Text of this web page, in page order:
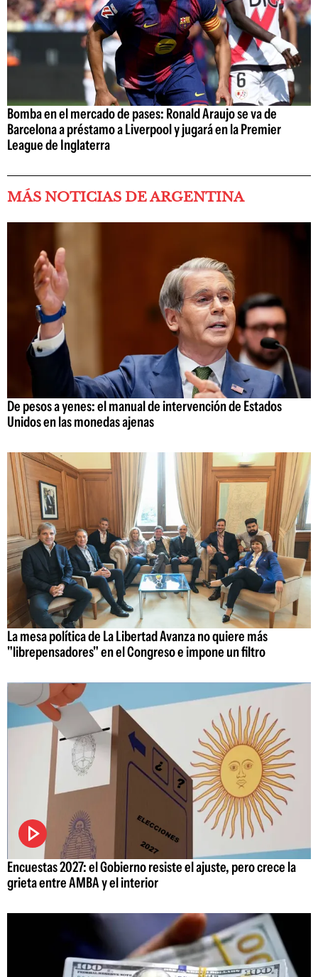
Bomba en el mercado de pases: Ronald Araujo se va de
Barcelona a préstamo a Liverpool y jugará en la Premier
League de Inglaterra
MÁS NOTICIAS DE ARGENTINA
De pesos a yenes: el manual de intervención de Estados
Unidos en las monedas ajenas
La mesa política de La Libertad Avanza no quiere más
"librepensadores" en el Congreso e impone un filtro
Encuestas 2027: el Gobierno resiste el ajuste, pero crece la
grieta entre AMBA y el interior